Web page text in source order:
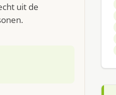
uit de